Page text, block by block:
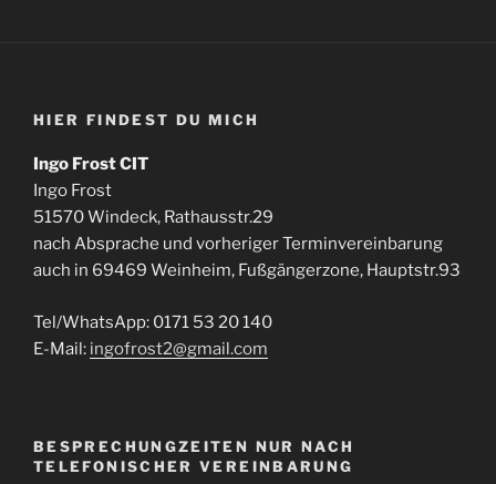
HIER FINDEST DU MICH
Ingo Frost CIT
Ingo Frost
51570 Windeck, Rathausstr.29
nach Absprache und vorheriger Terminvereinbarung
auch in 69469 Weinheim, Fußgängerzone, Hauptstr.93
Tel/WhatsApp: 0171 53 20 140
E-Mail: ingofrost2@gmail.com
BESPRECHUNGZEITEN NUR NACH
TELEFONISCHER VEREINBARUNG